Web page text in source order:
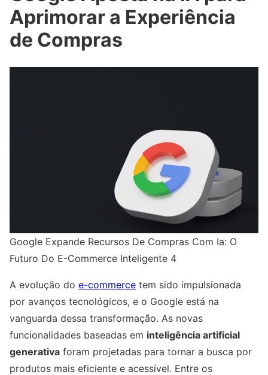
Aprimorar a Experiência
de Compras
Google Expande Recursos De Compras Com Ia: O
Futuro Do E-Commerce Inteligente 4
A evolução do e-commerce tem sido impulsionada
por avanços tecnológicos, e o Google está na
vanguarda dessa transformação. As novas
funcionalidades baseadas em inteligência artificial
generativa foram projetadas para tornar a busca por
produtos mais eficiente e acessível. Entre os